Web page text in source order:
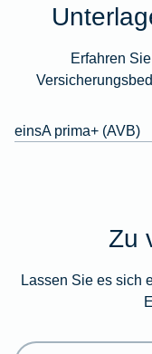
Erfahren
einsA prima+ (AVB)
Zu
Lassen Sie es sich